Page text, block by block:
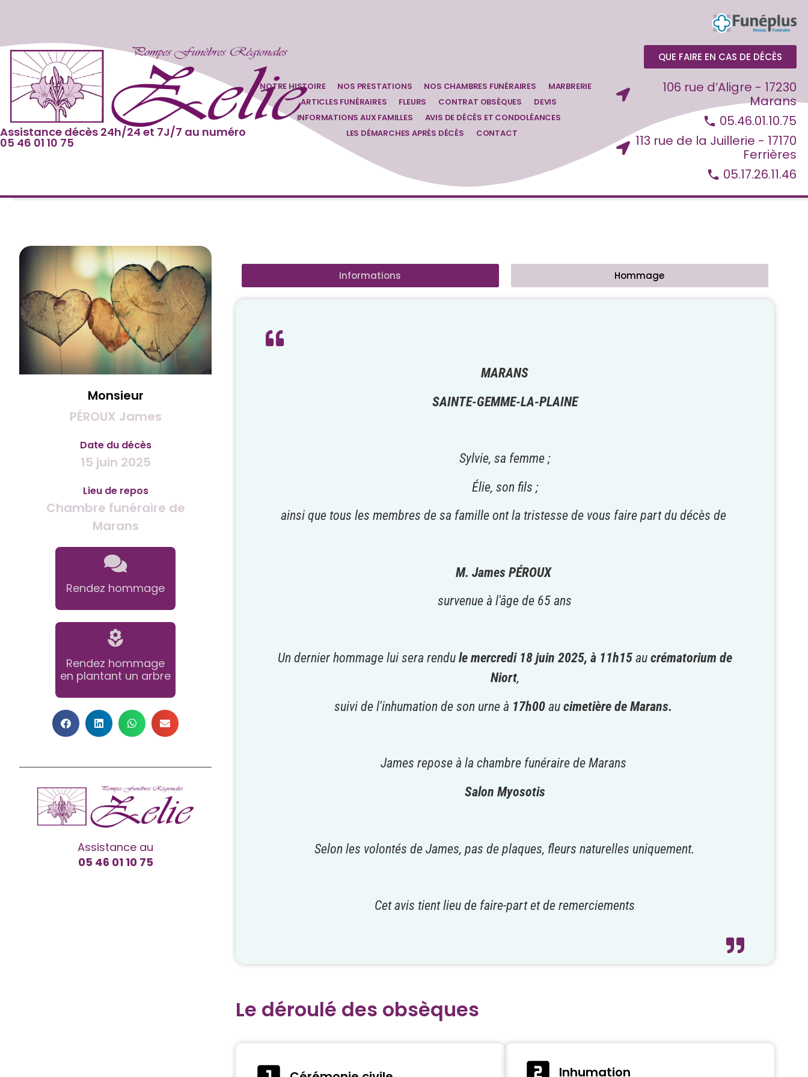
Assistance décès 24h/24 et 7J/7 au numéro
05 46 01 10 75
NOTRE HISTOIRE NOS PRESTATIONS NOS CHAMBRES FUNÉRAIRES
MARBRERIE
ARTICLES FUNÉRAIRES
FLEURS CONTRAT OBSÈQUES
DEVIS
INFORMATIONS AUX FAMILLES
AVIS DE DÉCÈS ET CONDOLÉANCES
LES DÉMARCHES APRÈS DÉCÈS
CONTACT
QUE FAIRE EN CAS DE DÉCÈS
106 rue d’Aligre - 17230
Marans
05.46.01.10.75
113 rue de la Juillerie - 17170
Ferrières
05.17.26.11.46
Monsieur
PÉROUX James
Date du décès
15 juin 2025
Lieu de repos
Chambre funéraire de
Marans
Rendez hommage
Rendez hommage
en plantant un arbre
Assistance au
05 46 01 10 75
Informations Hommage
MARANS
SAINTE-GEMME-LA-PLAINE
Sylvie, sa femme ;
Élie, son fils ;
ainsi que tous les membres de sa famille ont la tristesse de vous faire part du décès de
M. James PÉROUX
survenue à l'âge de 65 ans
Un dernier hommage lui sera rendu le mercredi 18 juin 2025, à 11h15aucrématorium de
Niort,
suivi de l'inhumation de son urne à 17h00 aucimetière de Marans.
James repose à la chambre funéraire de Marans
Salon Myosotis
Selon les volontés de James, pas de plaques, fleurs naturelles uniquement.
Cet avis tient lieu de faire-part et de remerciements
Le déroulé des obsèques
Inhumation